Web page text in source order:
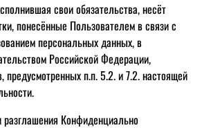
свои обязательства, несёт
понесённые Пользователем в связи с
персональных данных, в
Российской Федерации,
предусмотренных п.п. 5.2. и 7.2. настоящей
разглашения Конфиденциально